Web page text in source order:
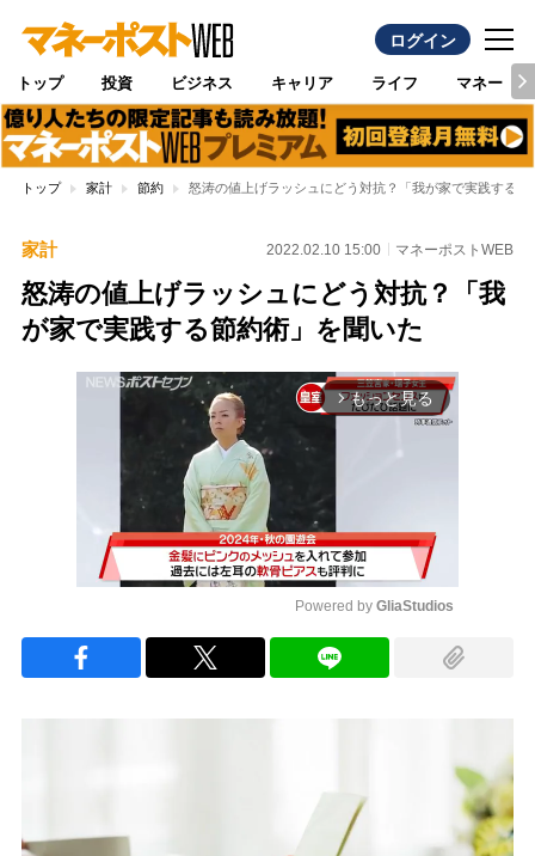
ログイン
トップ 投資 ビジネス キャリア ライフ マネー
トップ 家計 節約 怒涛の値上げラッシュにどう対抗？「我が家で実践する節
家計 2022.02.10 15:00 マネーポストWEB
怒涛の値上げラッシュにどう対抗？「我
が家で実践する節約術」を聞いた
arrow_forward_ios もっと見る
Powered by GliaStudios